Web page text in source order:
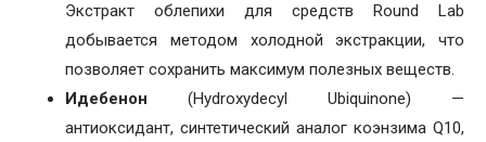
Экстракт облепихи для средств Round Lab
добывается методом холодной экстракции, что
позволяет сохранить максимум полезных веществ.
Идебенон (Hydroxydecyl Ubiquinone) —
антиоксидант, синтетический аналог коэнзима Q10,